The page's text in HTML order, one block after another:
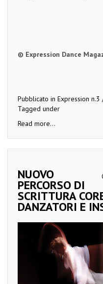
© Expression Dance
Pubblicato in Expression
Tagged under
Read more...
NUOVO
PERCORSO DI
SCRITTURA
DANZATORI E